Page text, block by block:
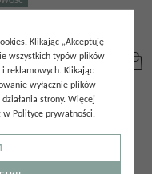
zł /m²
Klikając „Akceptuję
wszystkich typów plików
reklamowych. Klikając
wyłącznie plików
strony. Więcej
w Polityce prywatności.